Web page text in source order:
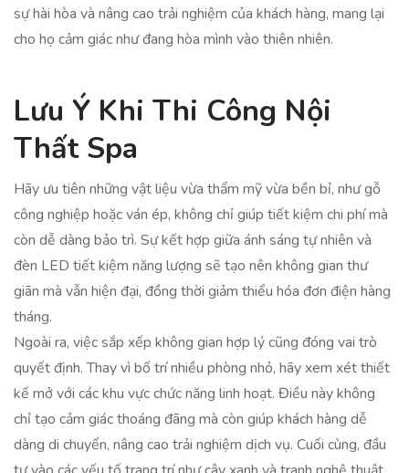
sự hài hòa và nâng cao trải nghiệm của khách hàng, mang lại
cho họ cảm giác như đang hòa mình vào thiên nhiên.
Lưu Ý Khi Thi Công Nội
Thất Spa
Hãy ưu tiên những vật liệu vừa thẩm mỹ vừa bền bỉ, như gỗ
công nghiệp hoặc ván ép, không chỉ giúp tiết kiệm chi phí mà
còn dễ dàng bảo trì. Sự kết hợp giữa ánh sáng tự nhiên và
đèn LED tiết kiệm năng lượng sẽ tạo nên không gian thư
giãn mà vẫn hiện đại, đồng thời giảm thiểu hóa đơn điện hàng
tháng.
Ngoài ra, việc sắp xếp không gian hợp lý cũng đóng vai trò
quyết định. Thay vì bố trí nhiều phòng nhỏ, hãy xem xét thiết
kế mở với các khu vực chức năng linh hoạt. Điều này không
chỉ tạo cảm giác thoáng đãng mà còn giúp khách hàng dễ
dàng di chuyển, nâng cao trải nghiệm dịch vụ. Cuối cùng, đầu